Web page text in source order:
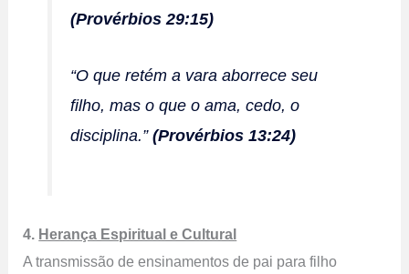
(Provérbios 29:15)
“O que retém a vara aborrece seu
filho, mas o que o ama, cedo, o
disciplina.”(Provérbios 13:24)
4. Herança Espiritual e Cultural
A transmissão de ensinamentos de pai para filho